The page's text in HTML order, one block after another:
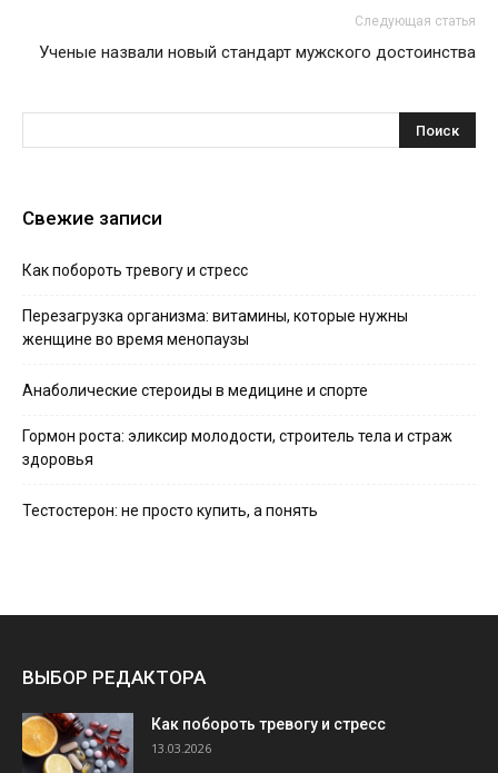
Следующая статья
Ученые назвали новый стандарт мужского достоинства
Свежие записи
Как побороть тревогу и стресс
Перезагрузка организма: витамины, которые нужны
женщине во время менопаузы
Анаболические стероиды в медицине и спорте
Гормон роста: эликсир молодости, строитель тела и страж
здоровья
Тестостерон: не просто купить, а понять
ВЫБОР РЕДАКТОРА
Как побороть тревогу и стресс
13.03.2026